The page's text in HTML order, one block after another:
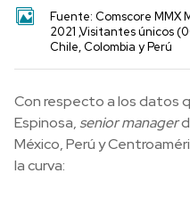
Fuente: Comscore
2021 ,Visitantes únicos
Chile, Colombia y Perú
Con respecto a los datos
Espinosa,senior manager
México, Perú y
la curva: